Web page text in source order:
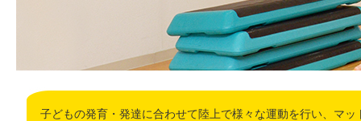
子どもの発育・発達に合わせて陸上で様々な運動を行い、マ